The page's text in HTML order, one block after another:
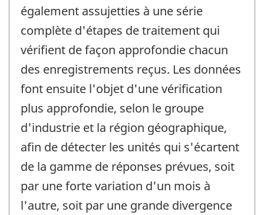
également assujetties à une série
complète d'étapes de traitement qui
vérifient de façon approfondie chacun
des enregistrements reçus. Les données
font ensuite l'objet d'une vérification
plus approfondie, selon le groupe
d'industrie et la région géographique,
afin de détecter les unités qui s'écartent
de la gamme de réponses prévues, soit
par une forte variation d'un mois à
l'autre, soit par une grande divergence